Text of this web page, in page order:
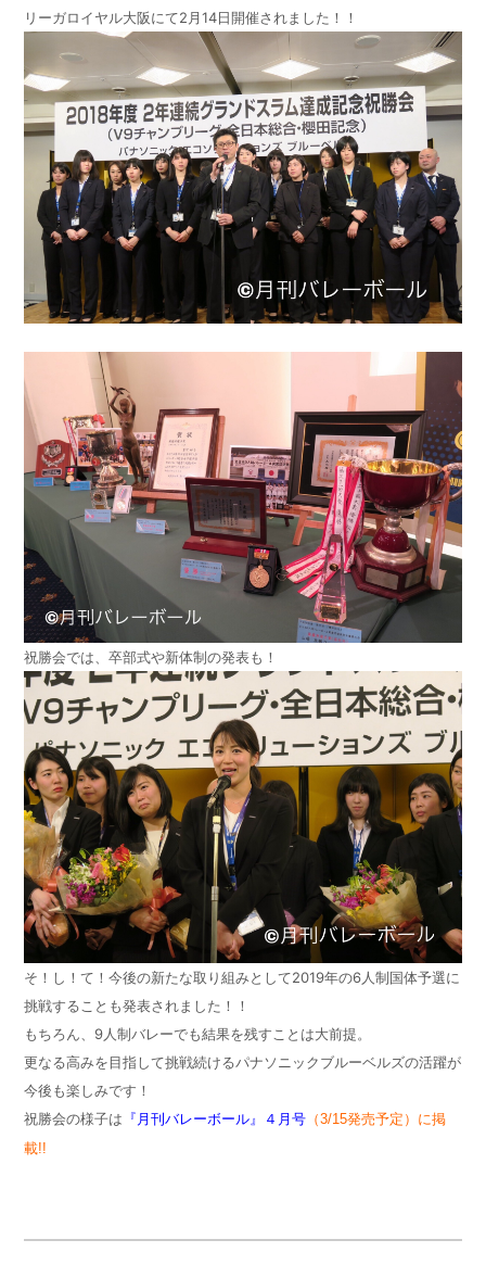
リーガロイヤル大阪にて2月14日開催されました！！
祝勝会では、卒部式や新体制の発表も！
そ！し！て！今後の新たな取り組みとして2019年の6人制国体予選に
挑戦することも発表されました！！
もちろん、9人制バレーでも結果を残すことは大前提。
更なる高みを目指して挑戦続けるパナソニックブルーベルズの活躍が
今後も楽しみです！
祝勝会の様子は 『月刊バレーボール』４月号 （3/15発売予定）に掲
載!!